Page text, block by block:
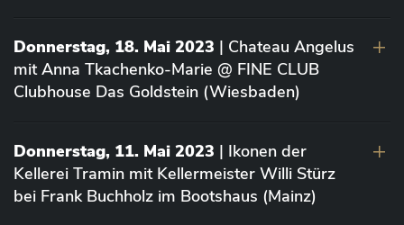
Donnerstag, 18. Mai 2023 | Chateau Angelus
mit Anna Tkachenko-Marie @ FINE CLUB
Clubhouse Das Goldstein (Wiesbaden)
Donnerstag, 11. Mai 2023 | Ikonen der
Kellerei Tramin mit Kellermeister Willi Stürz
bei Frank Buchholz im Bootshaus (Mainz)